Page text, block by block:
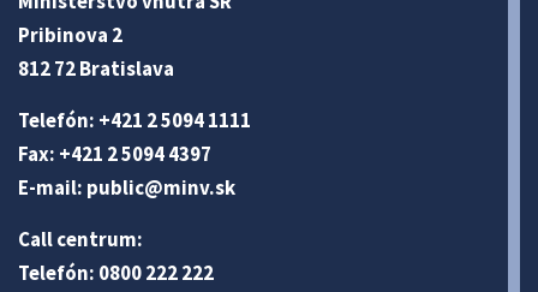
Pribinova 2
812 72 Bratislava
Telefón: +421 2 5094 1111
Fax: +421 2 5094 4397
E-mail: public@minv.sk
Call centrum:
Telefón: 0800 222 222